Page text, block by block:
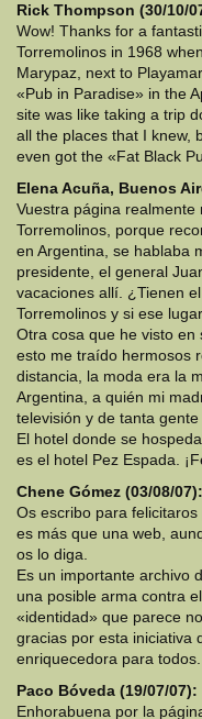
Rick Thompson (30/10/
Wow! Thanks for a
Torremolinos in 1968
Marypaz, next to
«Pub in Paradise» in the
site was like taking a trip
all the places that I knew,
even got the «Fat Black
Elena Acuña, Buenos
Vuestra página
Torremolinos, porque
en Argentina, se hablaba
presidente, el general
vacaciones allí. ¿Tienen
Torremolinos y si ese
Otra cosa que he visto
esto me traído hermosos
distancia, la moda era la
Argentina, a quién mi
televisión y de tanta
El hotel donde se
es el hotel Pez Espada.
Chene Gómez (03/08/07):
Os escribo para
es más que una web,
os lo diga.
Es un importante archivo
una posible arma contra
«identidad» que parece
gracias por esta iniciativa
enriquecedora para todos.
Paco Bóveda (19/07/07):
Enhorabuena por la